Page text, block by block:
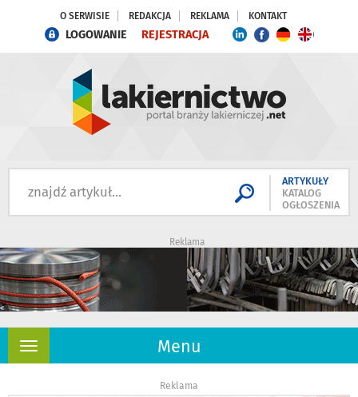
O SERWISIE REDAKCJA REKLAMA KONTAKT
LOGOWANIE REJESTRACJA
ARTYKUŁY
KATALOG
OGŁOSZENIA
Reklama
Menu
Rozwiń
Reklama